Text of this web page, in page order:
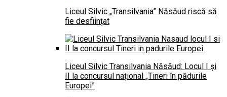
Liceul Silvic „Transilvania” Năsăud riscă să
fie desființat
Liceul Silvic Transilvania Năsăud: Locul I și
II la concursul național „Tineri în pădurile
Europei”